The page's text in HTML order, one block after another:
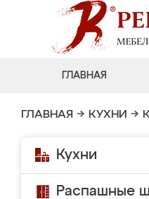
ГЛАВНАЯ
ГЛАВНАЯ → КУХНИ →
Кухни
Распашные